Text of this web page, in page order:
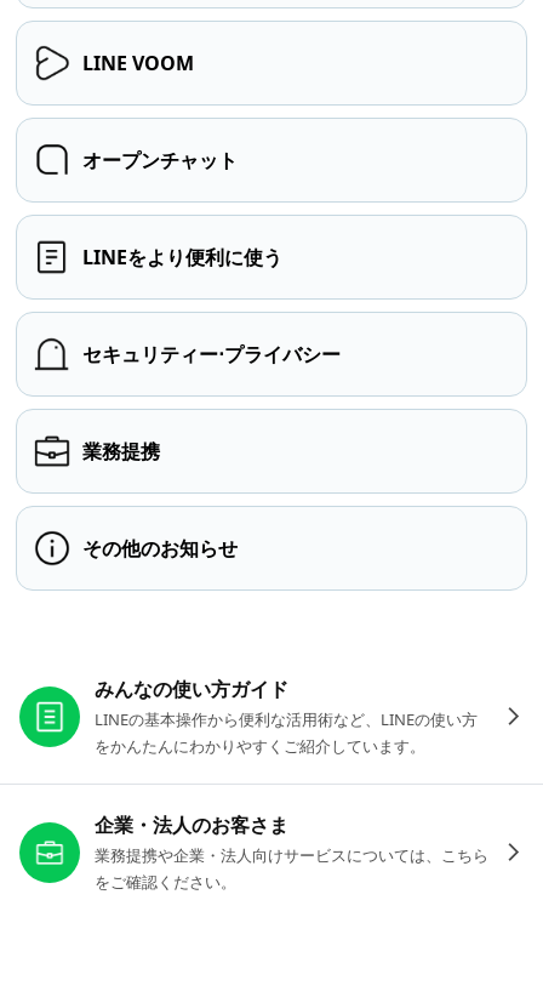
LINE VOOM
オープンチャット
LINEをより便利に使う
セキュリティー⋅プライバシー
業務提携
その他のお知らせ
みんなの使い方ガイド
LINEの基本操作から便利な活用術など、LINEの使い方
をかんたんにわかりやすくご紹介しています。
企業・法人のお客さま
業務提携や企業・法人向けサービスについては、こちら
をご確認ください。